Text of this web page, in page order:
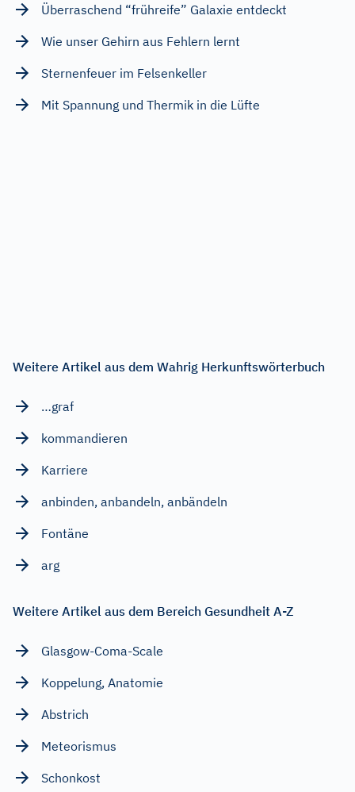
Überraschend “frühreife” Galaxie entdeckt
Wie unser Gehirn aus Fehlern lernt
Sternenfeuer im Felsenkeller
Mit Spannung und Thermik in die Lüfte
Weitere Artikel aus dem Wahrig Herkunftswörterbuch
…graf
kommandieren
Karriere
anbinden, anbandeln, anbändeln
Fontäne
arg
Weitere Artikel aus dem Bereich Gesundheit A-Z
Glasgow-Coma-Scale
Koppelung, Anatomie
Abstrich
Meteorismus
Schonkost